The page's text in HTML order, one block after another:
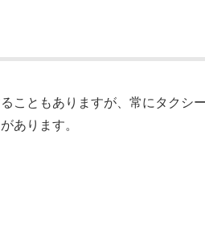
こともありますが、常にタクシ
あります。